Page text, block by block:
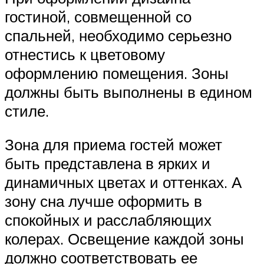
гостиной, совмещенной со
спальней, необходимо серьезно
отнестись к цветовому
оформлению помещения. Зоны
должны быть выполнены в едином
стиле.
Зона для приема гостей может
быть представлена в ярких и
динамичных цветах и оттенках. А
зону сна лучше оформить в
спокойных и расслабляющих
колерах. Освещение каждой зоны
должно соответствовать ее